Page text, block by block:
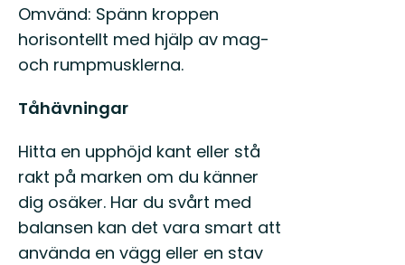
Omvänd: Spänn kroppen
horisontellt med hjälp av mag-
och rumpmusklerna.
Tåhävningar
Hitta en upphöjd kant eller stå
rakt på marken om du känner
dig osäker. Har du svårt med
balansen kan det vara smart att
använda en vägg eller en stav